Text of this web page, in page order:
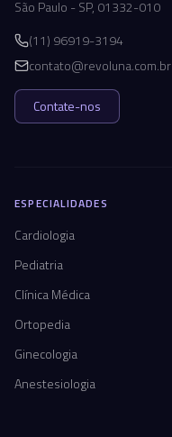
São Paulo - SP, 01332-010
(11) 96919-3194
contato@revoluna.com.br
Contate-nos
ESPECIALIDADES
Cardiologia
Pediatria
Clínica Médica
Ortopedia
Ginecologia
Anestesiologia